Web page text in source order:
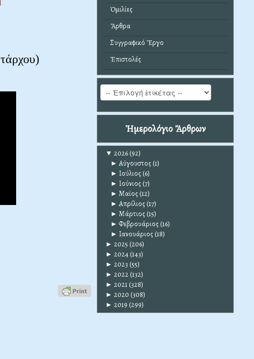
Ὁμιλίες
Ἄρθρα
Συγγραφικό Ἔργο
Ἐπιστολές
Ἡμερολόγιο Ἄρθρων
▼ 2026(92)
► Αύγουστος (1)
► Ιούλιος (6)
► Ιούνιος (7)
► Μαϊος (12)
► Απρίλιος (17)
► Μάρτιος (15)
► Φεβρουάριος (16)
► Ιανουάριος (18)
► 2025 (206)
► 2024(143)
► 2023 (55)
► 2022(132)
► 2021(328)
► 2020 (308)
► 2019 (299)